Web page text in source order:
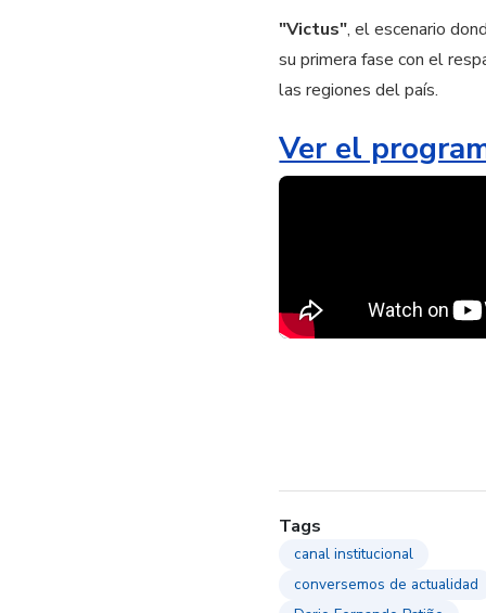
"Victus", el escenario
su primera fase con el
las regiones del país.
Ver el
Tags
canal institucional
conversemos de actualidad